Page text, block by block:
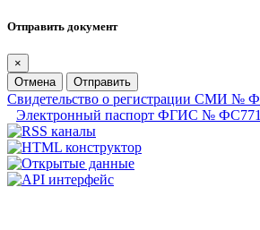
Отправить документ
×
Отмена
Отправить
Свидетельство о регистрации СМИ №
Электронный паспорт ФГИС №